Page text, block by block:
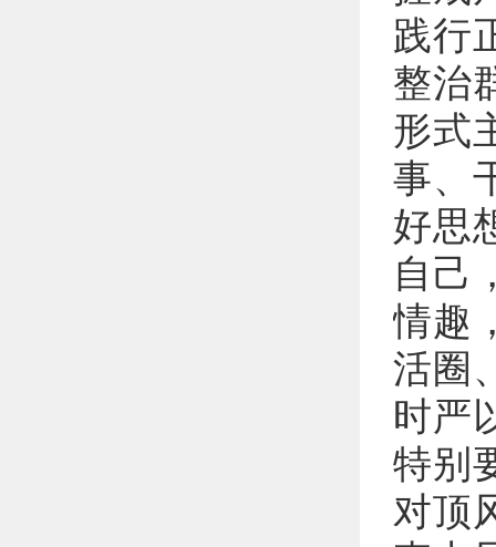
践行
整治
形式
事、
好思
自己
情趣
活圈
时严
特别
对顶